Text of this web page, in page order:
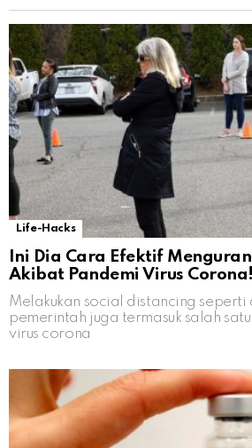
Life-Hacks
Ini Dia Cara Efektif
Akibat Pandemi Virus Corona!
Melakukan social distancing seperti
pemerintah juga termasuk salah
virus corona